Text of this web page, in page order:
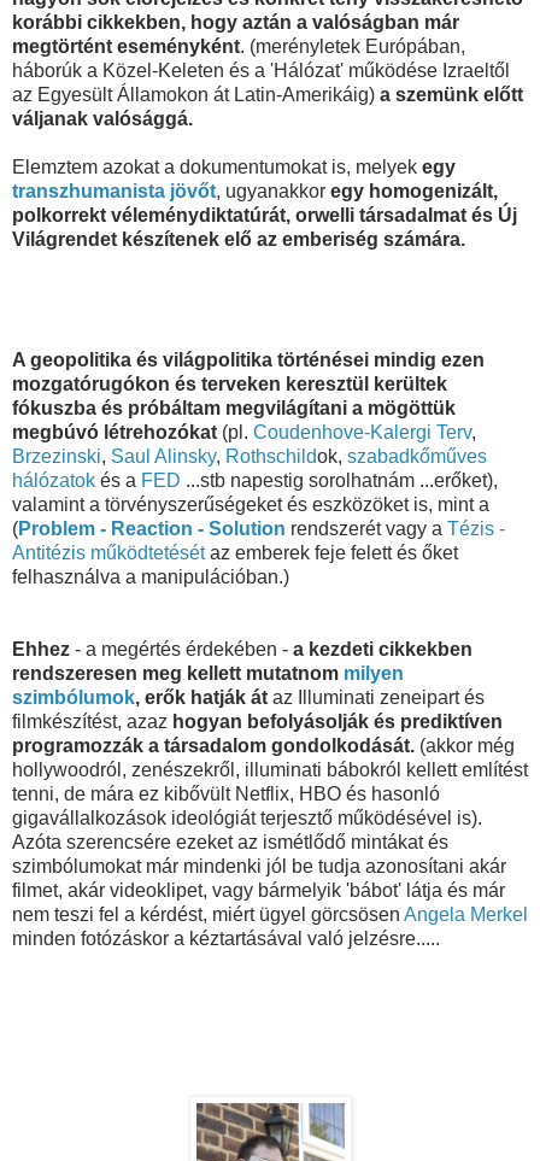
korábbi cikkekben, hogy aztán a valóságban már
megtörtént eseményként. (merényletek Európában,
háborúk a Közel-Keleten és a 'Hálózat' működése Izraeltől
az Egyesült Államokon át Latin-Amerikáig) a szemünk előtt
váljanak valósággá.
Elemztem azokat a dokumentumokat is, melyek egy
transzhumanista jövőt, ugyanakkor egy homogenizált,
polkorrekt véleménydiktatúrát, orwelli társadalmat és Új
Világrendet készítenek elő az emberiség számára.
A geopolitika és világpolitika történései mindig ezen
mozgatórugókon és terveken keresztül kerültek
fókuszba és próbáltam megvilágítani a mögöttük
megbúvó létrehozókat (pl. Coudenhove-Kalergi Terv,
Brzezinski, Saul Alinsky, Rothschildok, szabadkőműves
hálózatok és a FED ...stb napestig sorolhatnám ...erőket),
valamint a törvényszerűségeket és eszközöket is, mint a
(Problem - Reaction - Solution rendszerét vagy a Tézis -
Antitézis működtetésétaz emberek feje felett és őket
felhasználva a manipulációban.)
Ehhez - a megértés érdekében - a kezdeti cikkekben
rendszeresen meg kellett mutatnom milyen
szimbólumok, erők hatják át az Illuminati zeneipart és
filmkészítést, azaz hogyan befolyásolják és prediktíven
programozzák a társadalom gondolkodását. (akkor még
hollywoodról, zenészekről, illuminati bábokról kellett említést
tenni, de mára ez kibővült Netflix, HBO és hasonló
gigavállalkozások ideológiát terjesztő működésével is).
Azóta szerencsére ezeket az ismétlődő mintákat és
szimbólumokat már mindenki jól be tudja azonosítani akár
filmet, akár videoklipet, vagy bármelyik 'bábot' látja és már
nem teszi fel a kérdést, miért ügyel görcsösen Angela Merkel
minden fotózáskor a kéztartásával való jelzésre.....